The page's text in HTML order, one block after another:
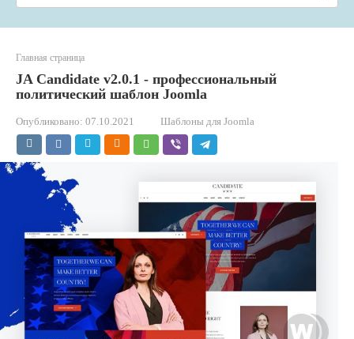
Главная страница
JA Candidate v2.0.1 - профессиональный
политический шаблон Joomla
Опубликовано: 07.10.2021 Шаблоны для Joomla